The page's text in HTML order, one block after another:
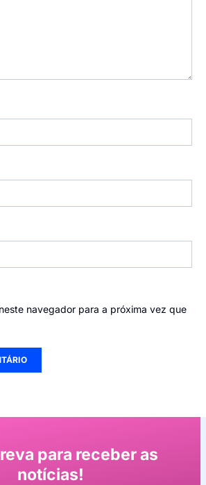
navegador para a próxima vez que
para receber as
notícias!